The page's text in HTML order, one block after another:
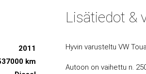
2011
km
Lisätiedot &
Hyvin varusteltu VW
Autoon on vaihettu n.